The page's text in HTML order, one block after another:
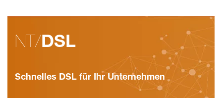
NT/DSL
Schnelles DSL für Ihr Unternehmen